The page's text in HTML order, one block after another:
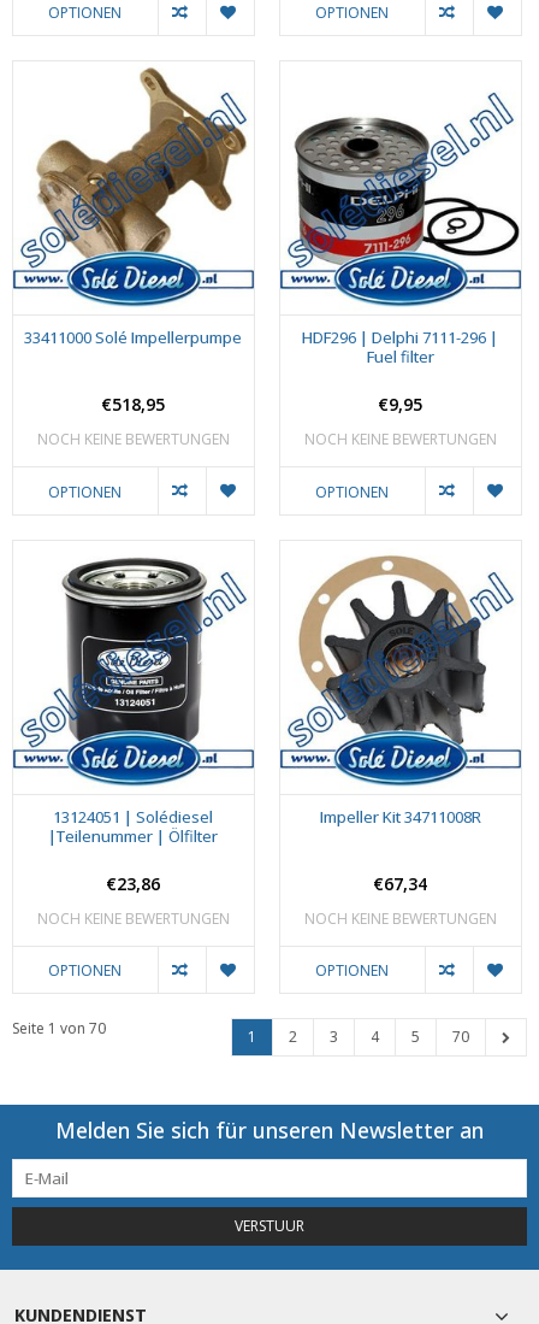
OPTIONEN OPTIONEN
33411000 Solé Impellerpumpe
€518,95
NOCH KEINE BEWERTUNGEN
OPTIONEN
HDF296 | Delphi 7111-296 |
Fuel filter
€9,95
NOCH KEINE BEWERTUNGEN
OPTIONEN
13124051 | Solédiesel
|Teilenummer | Ölfilter
€23,86
NOCH KEINE BEWERTUNGEN
OPTIONEN
Impeller Kit 34711008R
€67,34
NOCH KEINE BEWERTUNGEN
OPTIONEN
Seite 1 von 70 1 2 3 4 5 70
Melden Sie sich für unseren Newsletter an
VERSTUUR
KUNDENDIENST